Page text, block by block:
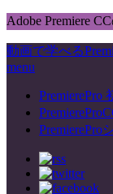
Adobe Premiere
動画で学べる
menu
PremierePro
PremierePro